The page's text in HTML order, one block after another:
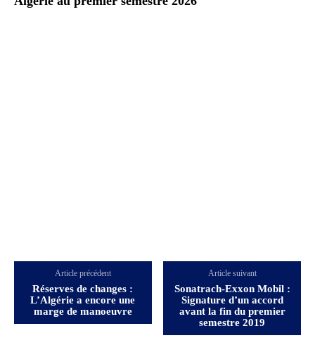
Article précédent
Réserves de changes :
L’Algérie a encore une
marge de manoeuvre
Article suivant
Sonatrach-Exxon Mobil :
Signature d’un accord
avant la fin du premier
semestre 2019